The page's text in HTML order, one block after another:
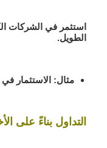
استثمر في الشركات
الطويل.
مثال: الاستثمار
التداول بناءً على